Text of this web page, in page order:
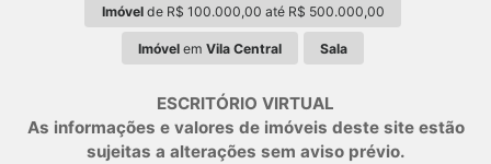
Imóvelde R$ 100.000,00 até R$ 500.000,00
Imóvelem Vila Central Sala
ESCRITÓRIO VIRTUAL
As informações e valores de imóveis deste site estão
sujeitas a alterações sem aviso prévio.